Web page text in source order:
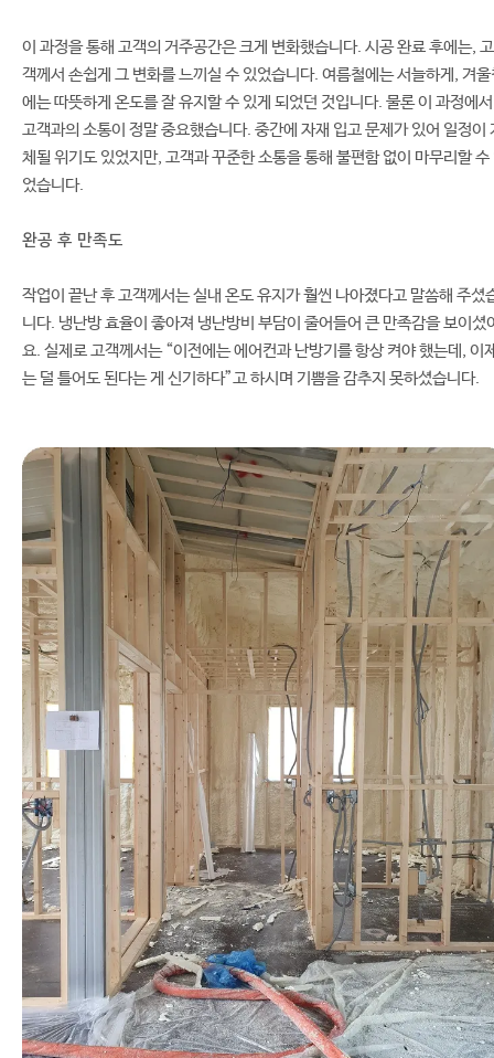
이 과정을 통해 고객의 거주공간은 크게 변화했습니다. 시공 완료 후에는, 고
객께서 손쉽게 그 변화를 느끼실 수 있었습니다. 여름철에는 서늘하게, 겨울
에는 따뜻하게 온도를 잘 유지할 수 있게 되었던 것입니다. 물론 이 과정에서
고객과의 소통이 정말 중요했습니다. 중간에 자재 입고 문제가 있어 일정이
체될 위기도 있었지만, 고객과 꾸준한 소통을 통해 불편함 없이 마무리할 수
었습니다.
완공 후 만족도
작업이 끝난 후 고객께서는 실내 온도 유지가 훨씬 나아졌다고 말씀해 주셨
니다. 냉난방 효율이 좋아져 냉난방비 부담이 줄어들어 큰 만족감을 보이셨
요. 실제로 고객께서는 “이전에는 에어컨과 난방기를 항상 켜야 했는데, 이
는 덜 틀어도 된다는 게 신기하다”고 하시며 기쁨을 감추지 못하셨습니다.